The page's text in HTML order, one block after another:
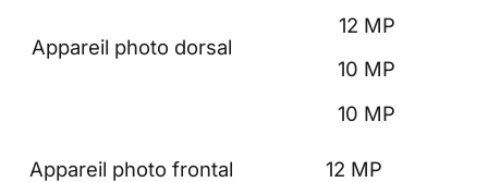
Appareil photo dorsal
12 MP
10 MP
10 MP
Appareil photo frontal 12 MP